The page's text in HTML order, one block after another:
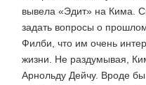
вывела «Эдит» на Кима.
задать вопросы о
Филби, что им очень
жизни. Не раздумывая,
Арнольду Дейчу. Вроде